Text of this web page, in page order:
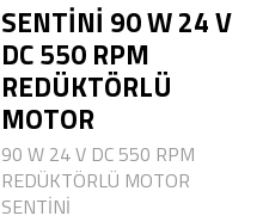
SENTİNİ 90 W 24 V
DC 550 RPM
REDÜKTÖRLÜ
MOTOR
90 W 24 V DC 550 RPM
REDÜKTÖRLÜ MOTOR
SENTİNİ